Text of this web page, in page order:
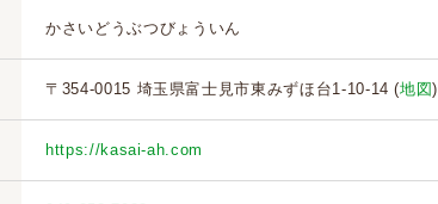
かさいどうぶつびょういん
〒354-0015 埼玉県富士見市東みずほ台1-10-14 (地図)
https://kasai-ah.com